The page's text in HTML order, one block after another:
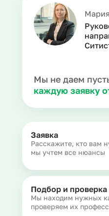
Мы не даем
каждую заявку
Заявка
Расскажите, кто вам
мы учтем все нюансы
Подбор и проверка
Мы находим нужных
проверяем их